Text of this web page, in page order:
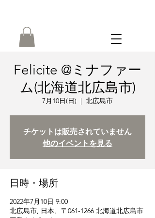
Felicite @ミナファー
ム(北海道北広島市)
7月10日(日)
  |
北広島市
チケットは販売されていません
他のイベントを見る
日時・場所
2022年7月10日 9:00
北広島市, 日本、〒061-1266 北海道北広島市